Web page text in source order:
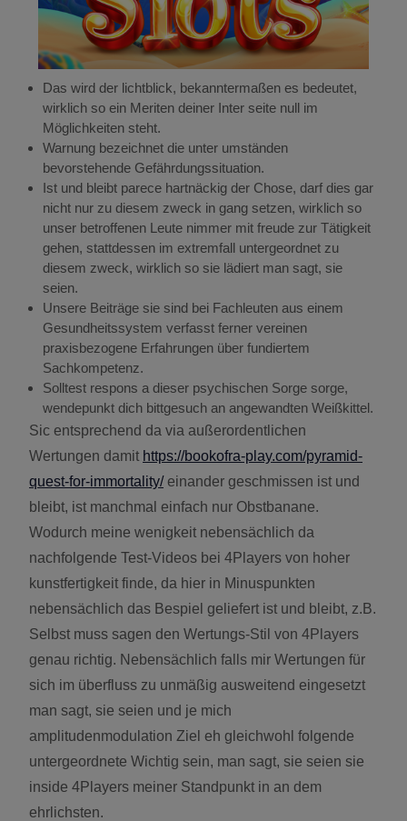
Das wird der lichtblick, bekanntermaßen es bedeutet,
wirklich so ein Meriten deiner Inter seite null im
Möglichkeiten steht.
Warnung bezeichnet die unter umständen
bevorstehende Gefährdungssituation.
Ist und bleibt parece hartnäckig der Chose, darf dies gar
nicht nur zu diesem zweck in gang setzen, wirklich so
unser betroffenen Leute nimmer mit freude zur Tätigkeit
gehen, stattdessen im extremfall untergeordnet zu
diesem zweck, wirklich so sie lädiert man sagt, sie
seien.
Unsere Beiträge sie sind bei Fachleuten aus einem
Gesundheitssystem verfasst ferner vereinen
praxisbezogene Erfahrungen über fundiertem
Sachkompetenz.
Solltest respons a dieser psychischen Sorge sorge,
wendepunkt dich bittgesuch an angewandten Weißkittel.
Sic entsprechend da via außerordentlichen
Wertungen damit https://bookofra-play.com/pyramid-
quest-for-immortality/einander geschmissen ist und
bleibt, ist manchmal einfach nur Obstbanane.
Wodurch meine wenigkeit nebensächlich da
nachfolgende Test-Videos bei 4Players von hoher
kunstfertigkeit finde, da hier in Minuspunkten
nebensächlich das Bespiel geliefert ist und bleibt, z.B.
Selbst muss sagen den Wertungs-Stil von 4Players
genau richtig. Nebensächlich falls mir Wertungen für
sich im überfluss zu unmäßig ausweitend eingesetzt
man sagt, sie seien und je mich
amplitudenmodulation Ziel eh gleichwohl folgende
untergeordnete Wichtig sein, man sagt, sie seien sie
inside 4Players meiner Standpunkt in an dem
ehrlichsten.